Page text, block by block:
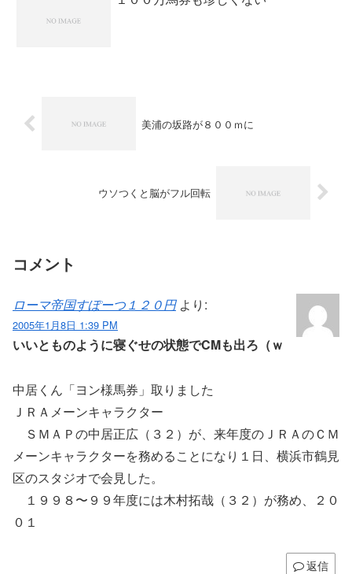
美浦の坂路が８００ｍに
ウソつくと脳がフル回転
コメント
ローマ帝国すぽーつ１２０円 より:
2005年1月8日 1:39 PM
いいとものように寝ぐせの状態でCMも出ろ（ｗ
中居くん「ヨン様馬券」取りました
ＪＲＡメーンキャラクター
ＳＭＡＰの中居正広（３２）が、来年度のＪＲＡのＣＭ
メーンキャラクターを務めることになり１日、横浜市鶴見
区のスタジオで会見した。
１９９８〜９９年度には木村拓哉（３２）が務め、２０
０１
返信